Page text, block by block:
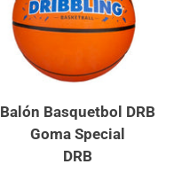
Balón Basquetbol DRB
Goma Special
DRB